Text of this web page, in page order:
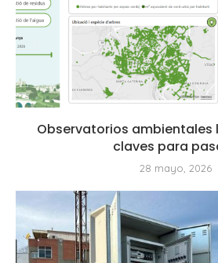
Observatorios ambientales
claves para
28 mayo, 2026